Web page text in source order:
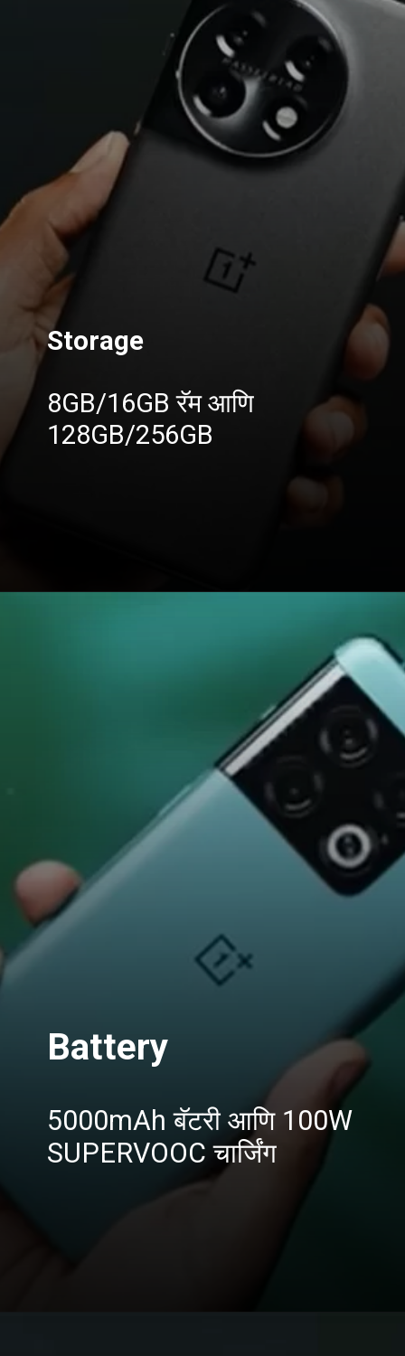
Storage
8GB/16GB रॅम आणि
128GB/256GB
Battery
5000mAh बॅटरी आणि 100W
SUPERVOOC चार्जिंग